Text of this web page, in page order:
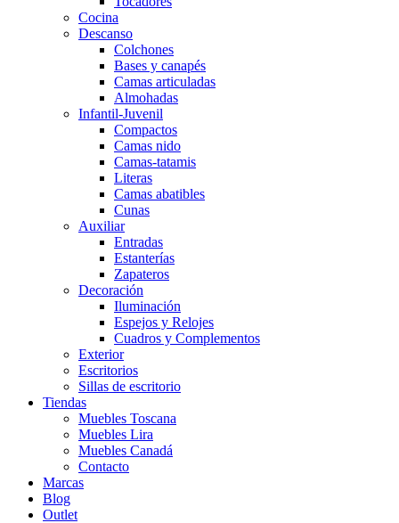
Cocina
Descanso
Colchones
Bases y canapés
Camas articuladas
Almohadas
Infantil-Juvenil
Compactos
Camas nido
Camas-tatamis
Literas
Camas abatibles
Cunas
Auxiliar
Entradas
Estanterías
Zapateros
Decoración
Iluminación
Espejos y Relojes
Cuadros y Complementos
Exterior
Escritorios
Sillas de escritorio
Tiendas
Muebles Toscana
Muebles Lira
Muebles Canadá
Contacto
Marcas
Blog
Outlet